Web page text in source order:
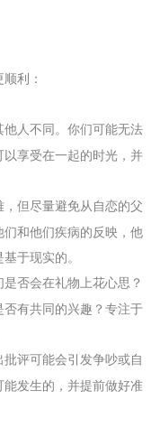
利：
人不同。你们可能无法
享受在一起的时光， 并
但尽量避免从自恋的父
和他们疾病的反映，他
于现实的。
否会在礼物上花心思？
有共同的兴趣？专注于
评可能会引发争吵或自
发生的，并提前做好准